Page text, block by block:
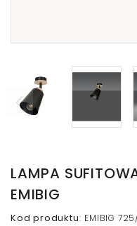
LAMPA
EMIBIG
Kod produktu: EMIBIG